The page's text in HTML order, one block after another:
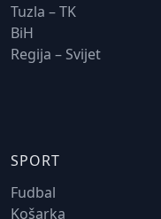
Tuzla – TK
BiH
Regija – Svijet
SPORT
Fudbal
Košarka